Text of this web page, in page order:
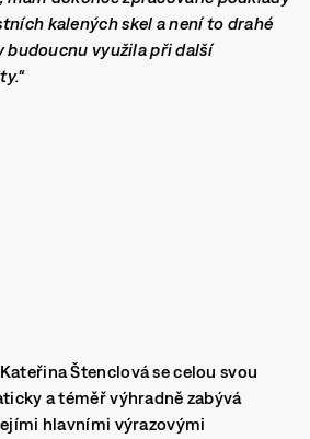
kalených skel a není to drahé
budoucnu využila při další
Štenclová se celou svou
a téměř výhradně zabývá
hlavními výrazovými